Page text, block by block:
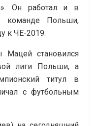
Он работал и в
команде Польши,
к ЧЕ-2019.
Мацей становился
лиги Польши, а
титул в
с футбольным